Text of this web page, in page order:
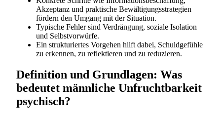
Akzeptanz und praktische Bewältigungsstrategien
fördern den Umgang mit der Situation.
Typische Fehler sind Verdrängung, soziale Isolation
und Selbstvorwürfe.
Ein strukturiertes Vorgehen hilft dabei, Schuldgefühle
zu erkennen, zu reflektieren und zu reduzieren.
Definition und Grundlagen: Was
bedeutet männliche Unfruchtbarkeit
psychisch?